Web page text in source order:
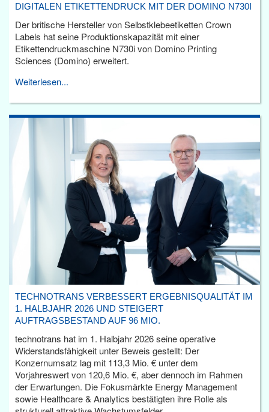
DIGITALEN ETIKETTENDRUCK MIT DER DOMINO N730I
Der britische Hersteller von Selbstklebeetiketten Crown
Labels hat seine Produktionskapazität mit einer
Etikettendruckmaschine N730i von Domino Printing
Sciences (Domino) erweitert.
Weiterlesen...
TECHNOTRANS VERBESSERT ERGEBNISQUALITÄT IM
1. HALBJAHR 2026 UND STEIGERT
AUFTRAGSBESTAND AUF 96 MIO.
technotrans hat im 1. Halbjahr 2026 seine operative
Widerstandsfähigkeit unter Beweis gestellt: Der
Konzernumsatz lag mit 113,3 Mio. € unter dem
Vorjahreswert von 120,6 Mio. €, aber dennoch im Rahmen
der Erwartungen. Die Fokusmärkte Energy Management
sowie Healthcare & Analytics bestätigten ihre Rolle als